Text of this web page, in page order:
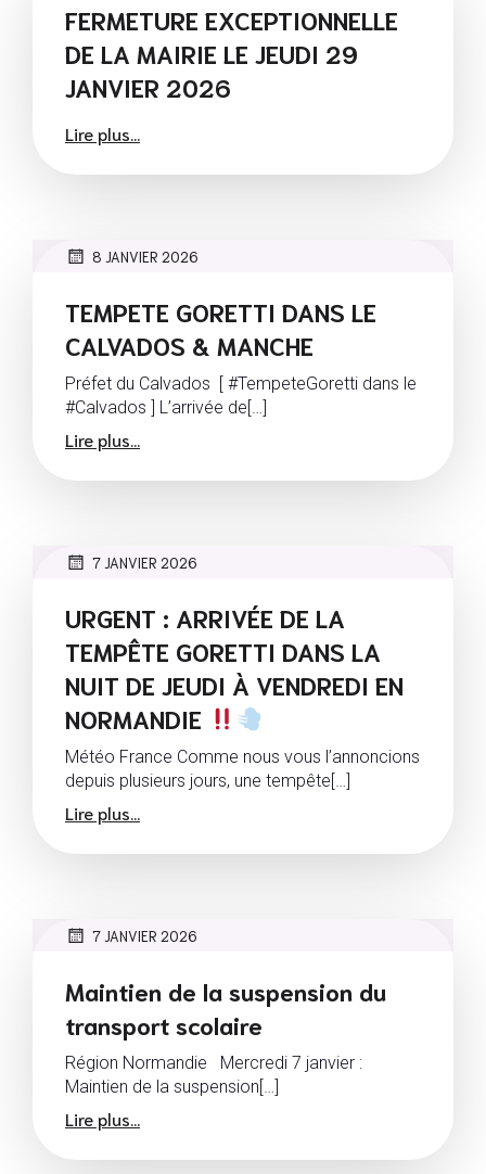
FERMETURE EXCEPTIONNELLE
DE LA MAIRIE LE JEUDI 29
JANVIER 2026
Lire plus...
8 JANVIER 2026
TEMPETE GORETTI DANS LE
CALVADOS & MANCHE
Préfet du Calvados [ #TempeteGoretti dans le
#Calvados ] L’arrivée de[…]
Lire plus...
7 JANVIER 2026
URGENT : ARRIVÉE DE LA
TEMPÊTE GORETTI DANS LA
NUIT DE JEUDI À VENDREDI EN
NORMANDIE
Météo France Comme nous vous l’annoncions
depuis plusieurs jours, une tempête[…]
Lire plus...
7 JANVIER 2026
Maintien de la suspension du
transport scolaire
Région Normandie Mercredi 7 janvier :
Maintien de la suspension[…]
Lire plus...